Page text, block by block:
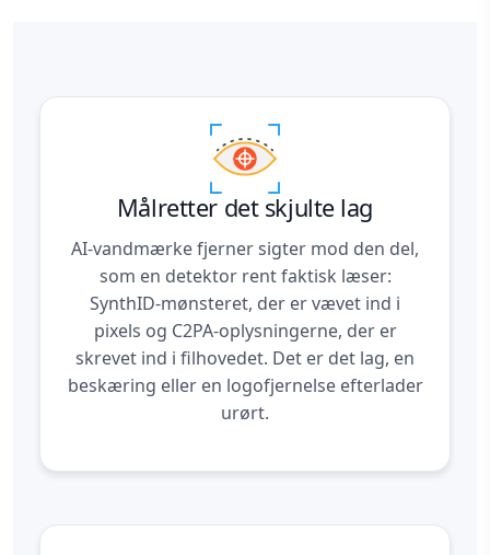
Målretter det skjulte lag
AI-vandmærke fjerner sigter mod den del,
som en detektor rent faktisk læser:
SynthID-mønsteret, der er vævet ind i
pixels og C2PA-oplysningerne, der er
skrevet ind i filhovedet. Det er det lag, en
beskæring eller en logofjernelse efterlader
urørt.